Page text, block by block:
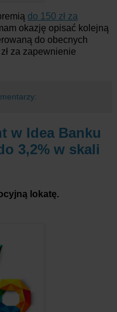
do 150 zł za
okazję opisać kolejną
do obecnych
za zapewnienie
w Idea Banku
3,2% w skali
lokatę.